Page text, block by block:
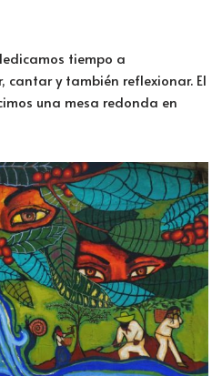
tiempo a
cantar y también reflexionar. El
una mesa redonda en